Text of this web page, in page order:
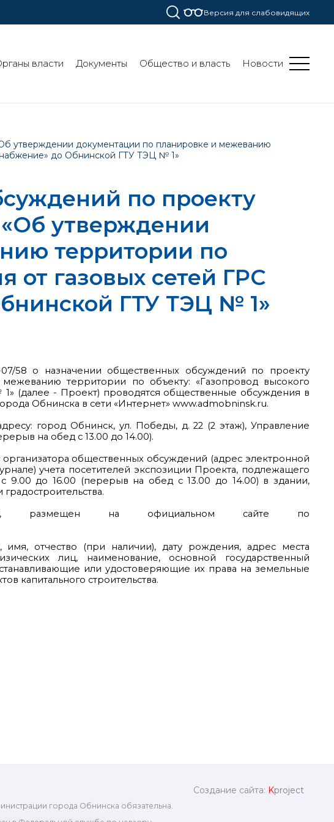
Версия для слабовидящих
власти Документы Общество и власть Новости
утверждении документации по планировке и межеванию
до Обнинской ГТУ ТЭЦ № 1»
по проекту
утверждении
территории по
от газовых сетей ГРС
ГТУ ТЭЦ № 1»
58 о назначении общественных обсуждений по проекту
территории по объекту: «Газопровод высокого
(далее - Проект) проводятся общественные обсуждения в
Обнинска в сети «Интернет» www.admobninsk.ru.
город Обнинск, ул. Победы, д. 22 (2 этаж), Управление
на обед с 13.00 до 14.00).
общественных обсуждений (адрес электронной
учета посетителей экспозиции Проекта, подлежащего
9.00 до 16.00 (перерыв на обед с 13.00 до 14.00) в здании,
размещен на официальном сайте по
отчество (при наличии), дату рождения, адрес места
лиц, наименование, основной государственный
или удостоверяющие их права на земельные
капитального строительства.
города Обнинска обязательна.
Создание сайта: Kproject